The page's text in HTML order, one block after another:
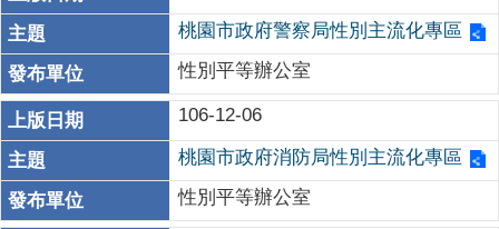
桃園市政府警察局性別主流化專區
性別平等辦公室
106-12-06
桃園市政府消防局性別主流化專區
性別平等辦公室